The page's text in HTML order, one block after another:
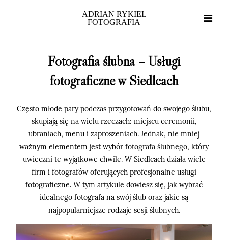
ADRIAN RYKIEL
FOTOGRAFIA
Fotografia ślubna – Usługi
fotograficzne w Siedlcach
Często młode pary podczas przygotowań do swojego ślubu,
skupiają się na wielu rzeczach: miejscu ceremonii,
ubraniach, menu i zaproszeniach. Jednak, nie mniej
ważnym elementem jest wybór fotografa ślubnego, który
uwieczni te wyjątkowe chwile. W Siedlcach działa wiele
firm i fotografów oferujących profesjonalne usługi
fotograficzne. W tym artykule dowiesz się, jak wybrać
idealnego fotografa na swój ślub oraz jakie są
najpopularniejsze rodzaje sesji ślubnych.
Portfolio